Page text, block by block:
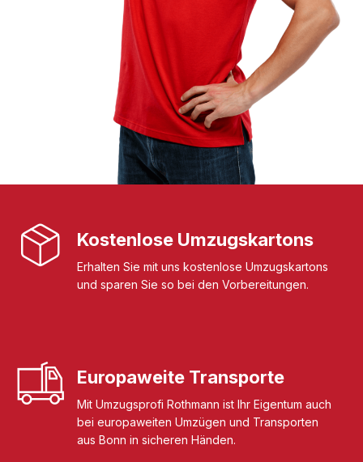
Kostenlose Umzugskartons
Erhalten Sie mit uns kostenlose Umzugskartons
und sparen Sie so bei den Vorbereitungen.
Europaweite Transporte
Mit Umzugsprofi Rothmann ist Ihr Eigentum auch
bei europaweiten Umzügen und Transporten
aus Bonn in sicheren Händen.